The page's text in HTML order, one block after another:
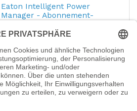
Eaton Intelligent Power
Manager - Abonnement-
Hersteller-Nr.: IPM-20N-SUB1
Eaton Intelligent Power Manager -
Abonnement-Lizenz (1 Jahr) - 20 Knoten
2.334,89